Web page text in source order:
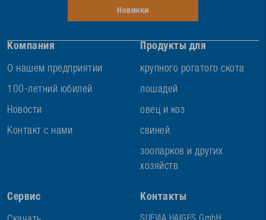
Компания
О нашем предприятии
100-летний юбилей
Новости
Контакт с нами
Продукты для
крупного рогатого скота
лошадей
овец и коз
свиней
зоопарков и других
хозяйств
Сервис Контакты
Новинки